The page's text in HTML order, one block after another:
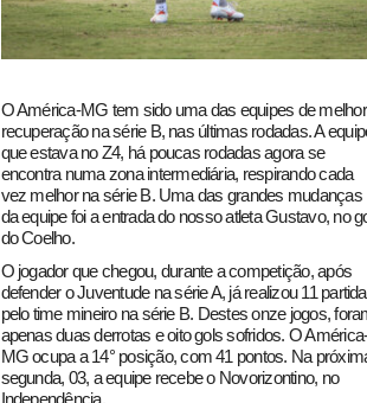
pecbol.com
O América-MG tem sido uma das equipes de melhor
recuperação na série B, nas últimas rodadas. A
que estava no Z4, há poucas rodadas agora se
encontra numa zona intermediária, respirando cada
vez melhor na série B. Uma das grandes mudanças
da equipe foi a entrada do nosso atleta Gustavo, no
do Coelho.
O jogador que chegou, durante a competição, após
defender o Juventude na série A, já realizou 11
pelo time mineiro na série B. Destes onze jogos,
apenas duas derrotas e oito gols sofridos. O
MG ocupa a 14° posição, com 41 pontos. Na
segunda, 03, a equipe recebe o Novorizontino, no
Independência.